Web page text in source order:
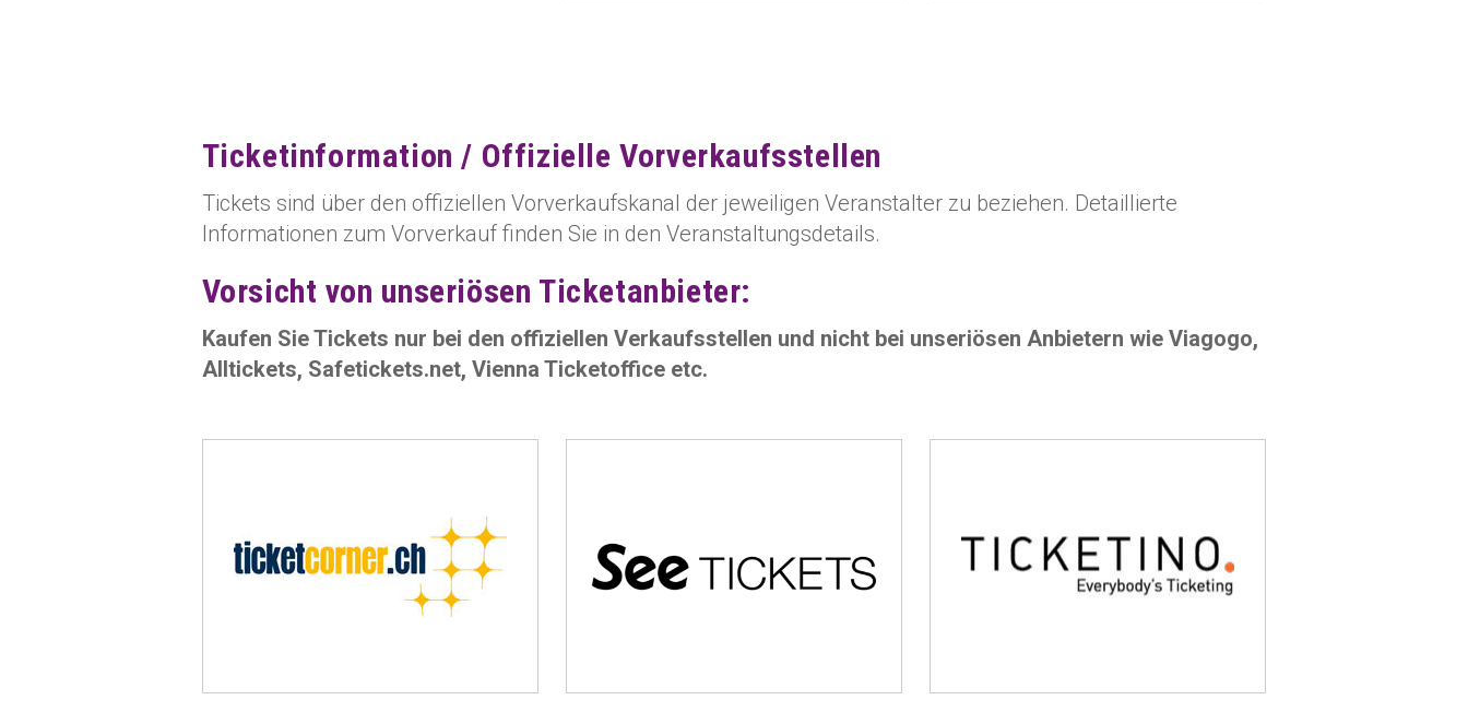
Ticketinformation / Offizielle Vorverkaufsstellen
Tickets sind über den offiziellen Vorverkaufskanal der jeweiligen Veranstalter zu beziehen. Detaillierte
Informationen zum Vorverkauf finden Sie in den Veranstaltungsdetails.
Vorsicht von unseriösen Ticketanbieter:
Kaufen Sie Tickets nur bei den offiziellen Verkaufsstellen und nicht bei unseriösen Anbietern wie Viagogo,
Alltickets, Safetickets.net, Vienna Ticketoffice etc.